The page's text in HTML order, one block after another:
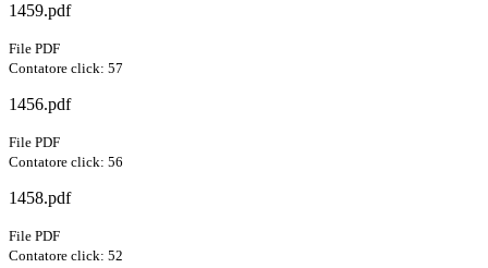
1459.pdf
File PDF
Contatore click: 57
1456.pdf
File PDF
Contatore click: 56
1458.pdf
File PDF
Contatore click: 52